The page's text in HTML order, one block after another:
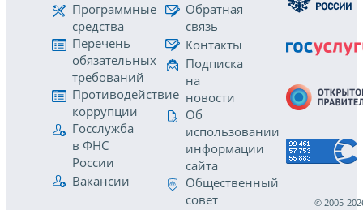
Программные
средства
Перечень
обязательных
требований
Противодействие
коррупции
Госслужба
в ФНС
России
Вакансии
Обратная
связь
Контакты
Подписка
на
новости
Об
использовании
информации
сайта
Общественный
совет
© 2005-